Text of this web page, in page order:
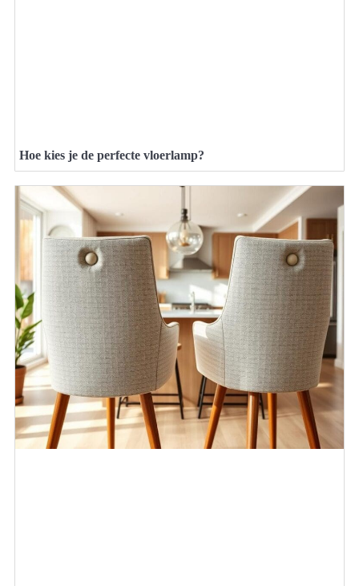
Hoe kies je de perfecte vloerlamp?